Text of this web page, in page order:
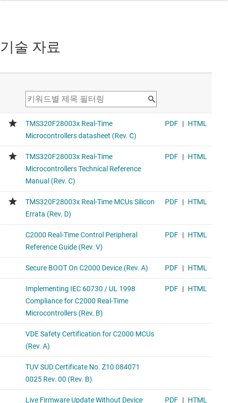
This product is the 256-KB flash equivalent.
비교 대상 장치와 유사한 기능.
차량용 C2000™ 32비트 MCU, 150MHz, 1.1MB 플래시 C28x
+ CLA, 5개의 ADC, CLB, AES 및 NPU 포함
Larger memory and more PWM and ADC peripherals
기술 자료